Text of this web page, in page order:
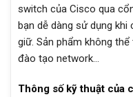
switch của Cisco qua
bạn dễ dàng sử dụng
giữ. Sản phẩm không
đào tạo network…
Thông số kỹ thuật của